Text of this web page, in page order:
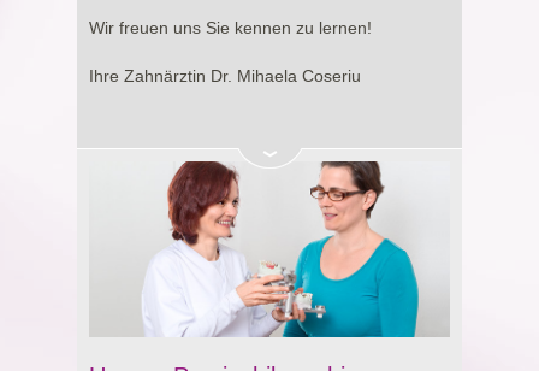
Wir freuen uns Sie kennen zu lernen!
Ihre Zahnärztin Dr. Mihaela Coseriu